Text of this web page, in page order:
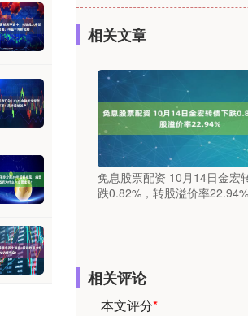
相关文章
免息股票配资 10月14日金宏
跌0.82%，转股溢价率22.94%
相关评论
本文评分*